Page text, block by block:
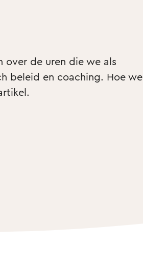
over de uren die we als
beleid en coaching. Hoe we